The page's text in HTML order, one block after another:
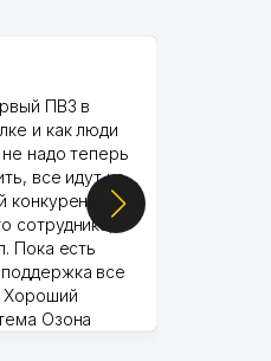
ПВЗ в
и как люди
надо теперь
все идут ко
конкуренции.
сотрудника,
Пока есть
все
Хороший
Озона